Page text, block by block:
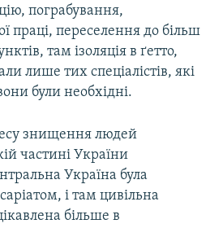
пограбування,
праці, переселення до більш
там ізоляція в ґетто,
лише тих спеціалістів, які
були необхідні.
знищення людей
частині України
Україна була
і там цивільна
більше в